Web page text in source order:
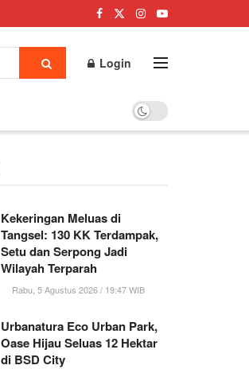
Login
Kekeringan Meluas di
Tangsel: 130 KK Terdampak,
Setu dan Serpong Jadi
Wilayah Terparah
Rabu, 5 Agustus 2026 / 19:47 WIB
Urbanatura Eco Urban Park,
Oase Hijau Seluas 12 Hektar
di BSD City